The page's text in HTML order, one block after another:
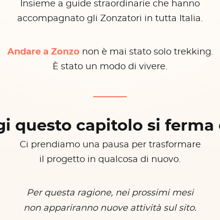
Insieme a guide straordinarie che hanno
accompagnato gli Zonzatori in tutta Italia.
Andare a Zonzonon è mai stato solo trekking.
È stato un modo di vivere.
questo capitolo si ferma
Ci prendiamo una pausa per trasformare
il progetto in qualcosa di nuovo.
Per questa ragione, nei prossimi mesi
non appariranno nuove attività sul sito.